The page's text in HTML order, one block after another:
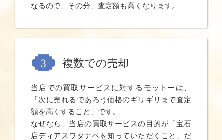
なるので、その分、査定額も高くなります。
複数での売却
当店での買取サービスに対するモットーは、
「次に売れるであろう価格のギリギリまで査定
額を高くすること」です。
なぜなら、当店の買取サービスの目的が「宝石
店ディアスワタナベを知っていただくこと」だ